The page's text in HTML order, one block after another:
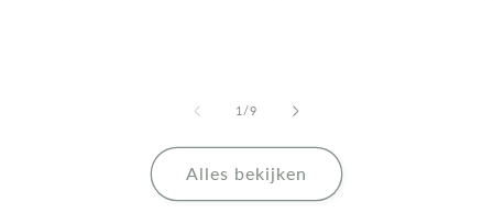
1 /van
9
Alles bekijken